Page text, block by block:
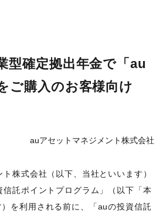
型確定拠出年金で「au
ご購入のお客様向け
auアセットマネジメント株式会社
株式会社（以下、当社といいます）
託ポイントプログラム」（以下「本
を利用される前に、「auの投資信託